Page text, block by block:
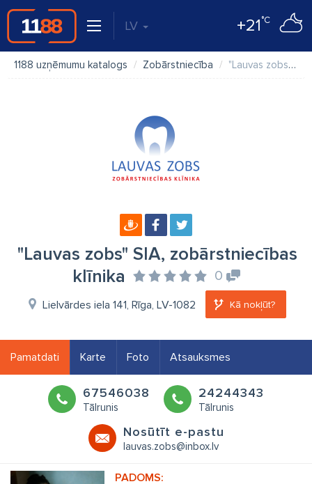
LV +21°C
1188 uzņēmumu katalogs Zobārstniecība "Lauvas zobs" SIA, zobārstniecības klīnika
"Lauvas zobs" SIA, zobārstniecības
klīnika
0
Lielvārdes iela 141, Rīga, LV-1082 Kā nokļūt?
Pamatdati Karte Foto Atsauksmes
67546038
Tālrunis
24244343
Tālrunis
Nosūtīt e-pastu
lauvas.zobs@inbox.lv